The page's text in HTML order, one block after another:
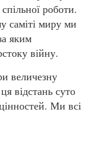
роботи.
саміті миру ми
яким
війну.
величезну
відстань суто
Ми всі